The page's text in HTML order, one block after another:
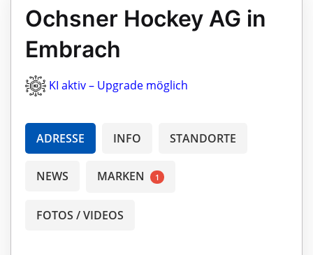
Ochsner Hockey AG in
Embrach
KI aktiv – Upgrade möglich
ADRESSE INFO STANDORTE
NEWS MARKEN 1
FOTOS / VIDEOS